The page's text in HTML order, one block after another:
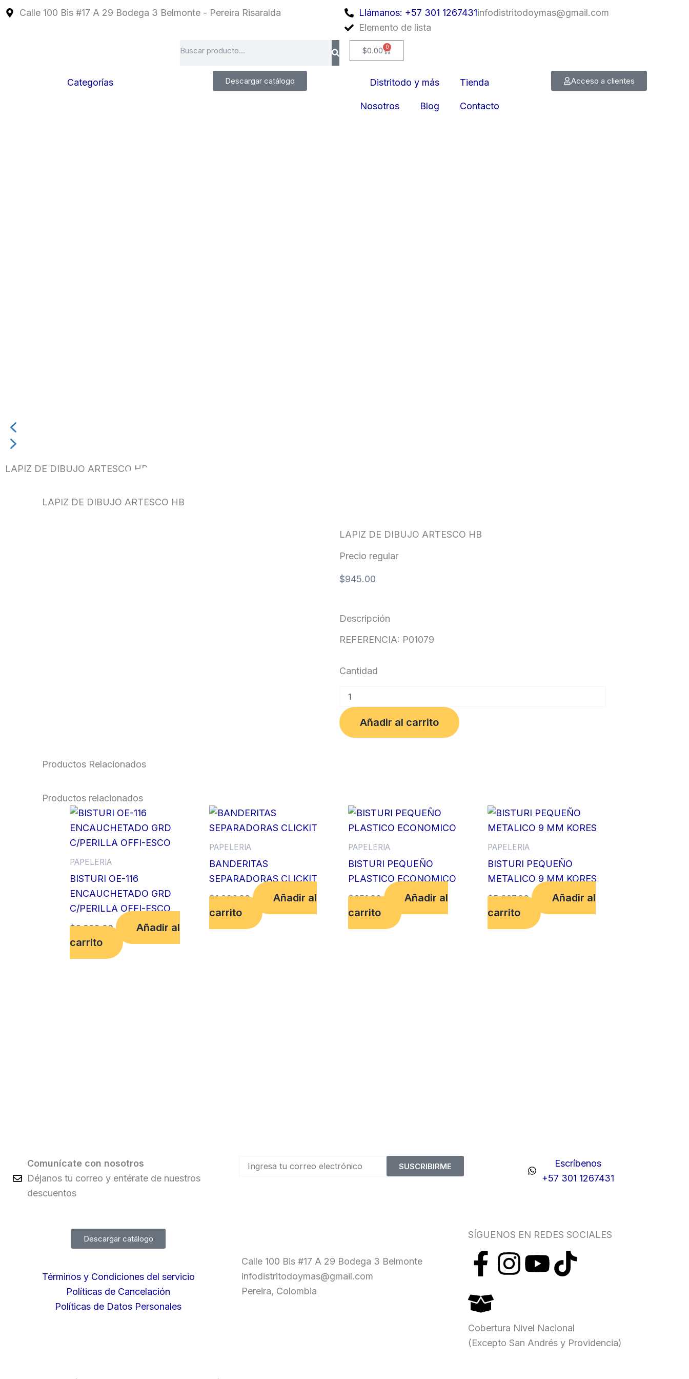
Calle 100 Bis #17 A 29 Bodega 3 Belmonte - Pereira Risaralda Llámanos: +57 301 1267431infodistritodoymas@gmail.com
Elemento de lista
$0.00 0
Cart
Categorías Descargar catálogo Distritodo y más Tienda
Nosotros Blog Contacto
Acceso a clientes
LAPIZ DE DIBUJO ARTESCO HB
LAPIZ DE DIBUJO ARTESCO HB
LAPIZ DE DIBUJO ARTESCO HB
Precio regular
$945.00
Descripción
REFERENCIA: P01079
Cantidad
DIBUJO
ARTESCO
HB
Añadir al carrito
Productos Relacionados
Productos relacionados
PAPELERIA
BISTURI OE-116
ENCAUCHETADO GRD
C/PERILLA OFFI-ESCO
$6,908.00
Añadir al
carrito
PAPELERIA
BANDERITAS
SEPARADORAS CLICKIT
$1,366.00
Añadir al
carrito
PAPELERIA
BISTURI PEQUEÑO
PLASTICO ECONOMICO
$651.00
Añadir al
carrito
PAPELERIA
BISTURI PEQUEÑO
METALICO 9 MM KORES
$5,927.00
Añadir al
carrito
Comunícate con nosotros
Déjanos tu correo y entérate de nuestros
descuentos
SUSCRIBIRME
Escríbenos
+57 301 1267431
Descargar catálogo
Términos y Condiciones del servicio
Políticas de Cancelación
Políticas de Datos Personales
Calle 100 Bis #17 A 29 Bodega 3 Belmonte
infodistritodoymas@gmail.com
Pereira, Colombia
SÍGUENOS EN REDES SOCIALES
F
a
c
e
I
t
Y
t
T
t
Cobertura Nivel Nacional
(Excepto San Andrés y Providencia)